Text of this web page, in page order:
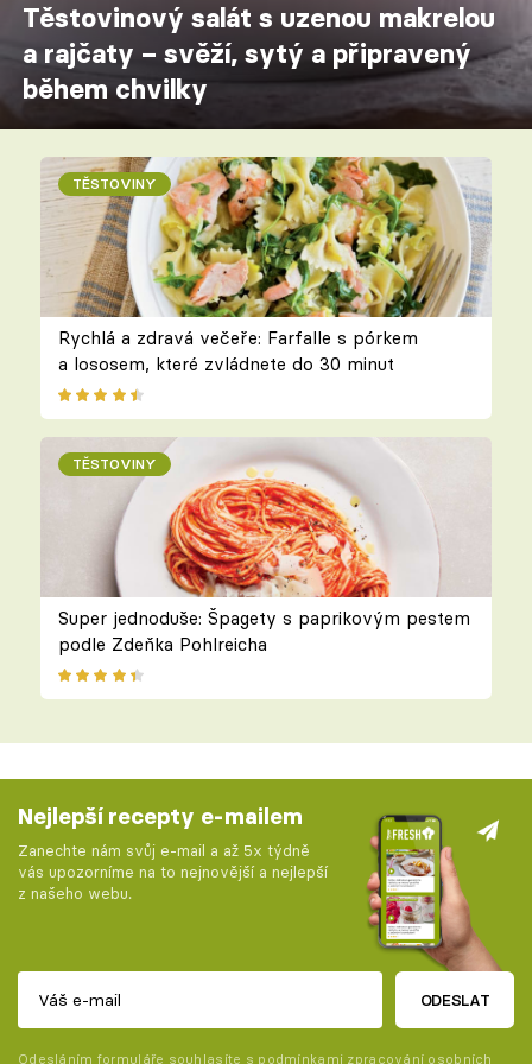
Těstovinový salát s uzenou makrelou
a rajčaty – svěží, sytý a připravený
během chvilky
TĚSTOVINY
Rychlá a zdravá večeře: Farfalle s pórkem
a lososem, které zvládnete do 30 minut
TĚSTOVINY
Super jednoduše: Špagety s paprikovým pestem
podle Zdeňka Pohlreicha
Nejlepší recepty e-mailem
Zanechte nám svůj e-mail a až 5x týdně
vás upozorníme na to nejnovější a nejlepší
z našeho webu.
ODESLAT
Odesláním formuláře souhlasíte s podmínkami zpracování osobních